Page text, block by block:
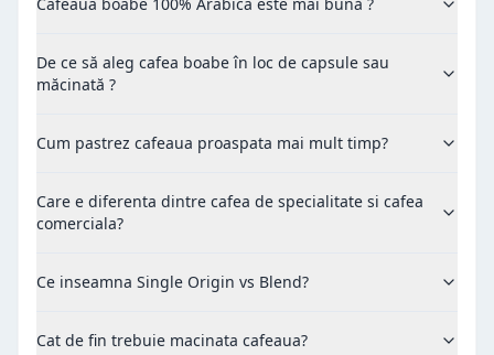
De ce să aleg cafea boabe în loc de capsule sau
măcinată ?
Cum pastrez cafeaua proaspata mai mult timp?
Care e diferenta dintre cafea de specialitate si cafea
comerciala?
Ce inseamna Single Origin vs Blend?
Cat de fin trebuie macinata cafeaua?